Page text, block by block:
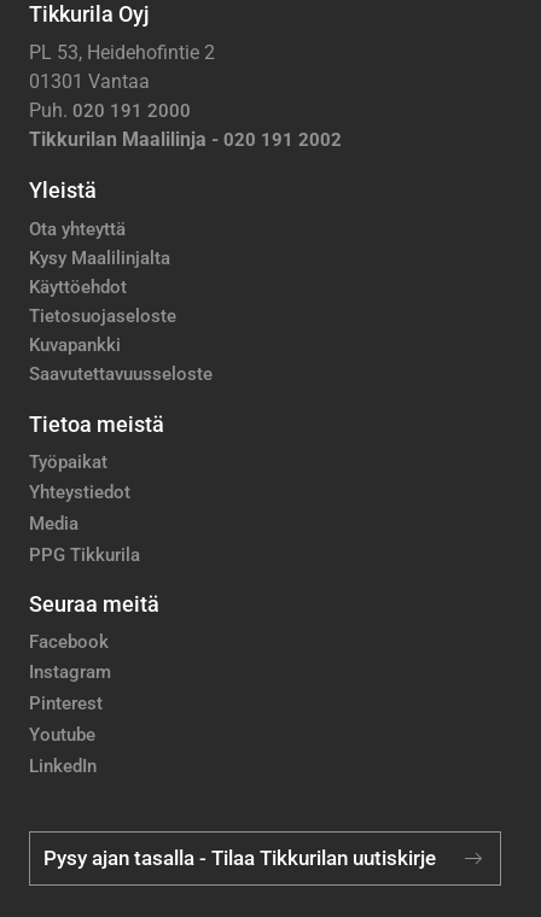
Tikkurila Oyj
PL 53, Heidehofintie 2
01301 Vantaa
Puh. 020 191 2000
Tikkurilan Maalilinja - 020 191 2002
Yleistä
Ota yhteyttä
Kysy Maalilinjalta
Käyttöehdot
Tietosuojaseloste
Kuvapankki
Saavutettavuusseloste
Tietoa meistä
Työpaikat
Yhteystiedot
Media
PPG Tikkurila
Seuraa meitä
Facebook
Instagram
Pinterest
Youtube
LinkedIn
Pysy ajan tasalla - Tilaa Tikkurilan uutiskirje